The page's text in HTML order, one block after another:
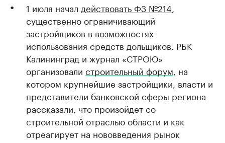
1 июля начал действовать ФЗ №214
существенно ограничивающий
застройщиков в возможностях
использования средств дольщиков. РБК
Калининград и журнал «СТРОЮ»
организовали строительный форум , на
котором крупнейшие застройщики, власти и
представители банковской сферы региона
рассказали, что произойдет со
строительной отраслью области и как
отреагирует на нововведения рынок